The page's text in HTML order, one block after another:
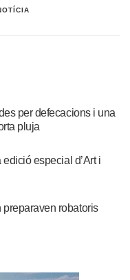
per defecacions i una
pluja
especial d’Art i
robatoris